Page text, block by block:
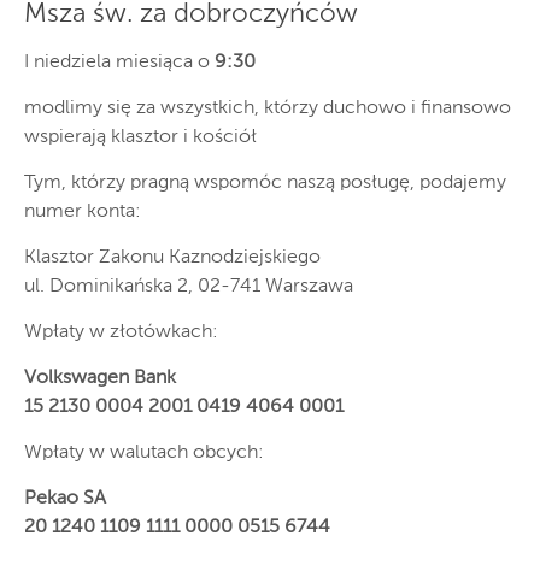
Msza św. za dobroczyńców
I niedziela miesiąca o 9:30
modlimy się za wszystkich, którzy duchowo i finansowo
wspierają klasztor i kościół
Tym, którzy pragną wspomóc naszą posługę, podajemy
numer konta:
Klasztor Zakonu Kaznodziejskiego
ul. Dominikańska 2, 02-741 Warszawa
Wpłaty w złotówkach:
Volkswagen Bank
15 2130 0004 2001 0419 4064 0001
Wpłaty w walutach obcych:
Pekao SA
20 1240 1109 1111 0000 0515 6744